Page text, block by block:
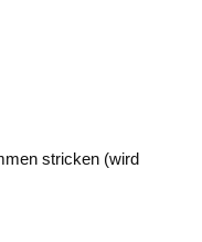
stricken (wird